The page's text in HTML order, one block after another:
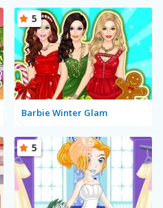
Barbie Winter Glam
5
5